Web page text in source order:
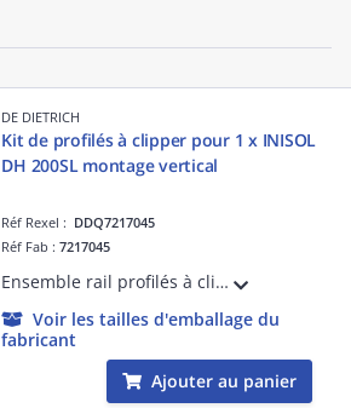
DE DIETRICH
Kit de profilés à clipper pour 1 x INISOL
DH 200SL montage vertical
Réf Rexel : DDQ7217045
Réf Fab :7217045
Ensemble rail profilés à clipper pour installation 1 x INISOL DH 200SL en montage vertical
Voir les tailles d'emballage du
fabricant
Ajouter au panier